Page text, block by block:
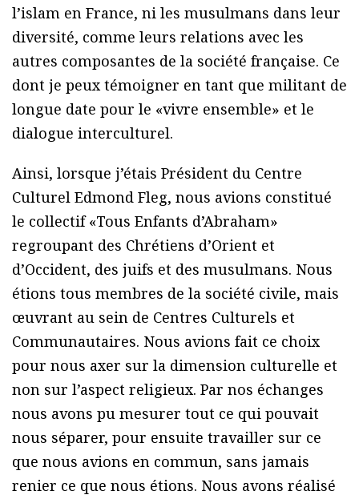
l’islam en France, ni les musulmans dans leur
diversité, comme leurs relations avec les
autres composantes de la société française. Ce
dont je peux témoigner en tant que militant de
longue date pour le «vivre ensemble» et le
dialogue interculturel.
Ainsi, lorsque j’étais Président du Centre
Culturel Edmond Fleg, nous avions constitué
le collectif «Tous Enfants d’Abraham»
regroupant des Chrétiens d’Orient et
d’Occident, des juifs et des musulmans. Nous
étions tous membres de la société civile, mais
œuvrant au sein de Centres Culturels et
Communautaires. Nous avions fait ce choix
pour nous axer sur la dimension culturelle et
non sur l’aspect religieux. Par nos échanges
nous avons pu mesurer tout ce qui pouvait
nous séparer, pour ensuite travailler sur ce
que nous avions en commun, sans jamais
renier ce que nous étions. Nous avons réalisé